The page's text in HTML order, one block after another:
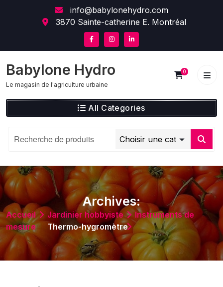
info@babylonehydro.com
3870 Sainte-catherine E. Montréal
Babylone Hydro
Le magasin de l'agriculture urbaine
0
All Categories
Archives:
Accueil Jardinier hobbyiste
Instruments de
mesure
Thermo-hygromètre